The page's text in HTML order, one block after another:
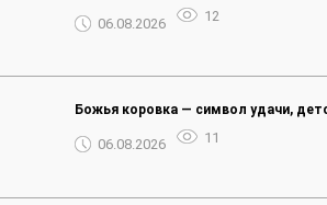
06.08.2026 12
Божья коровка — символ удачи,
06.08.2026 11